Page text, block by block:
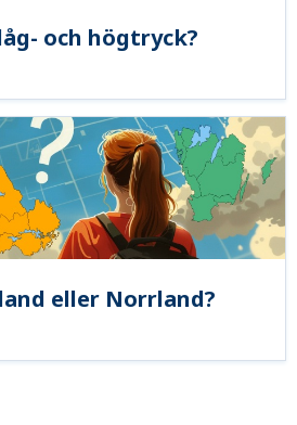
och högtryck?
eller Norrland?